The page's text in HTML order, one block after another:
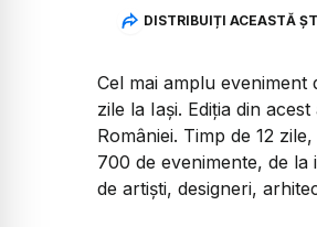
DISTRIBUIȚI ACEASTĂ
Cel mai amplu
zile la Iași. Ediția din
României. Timp de 12
700 de evenimente, de
de artiști, designeri,